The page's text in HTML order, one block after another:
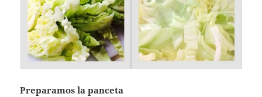
Preparamos la panceta